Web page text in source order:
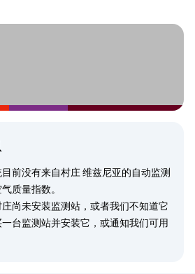
前没有来自村庄 维兹尼亚的自动监测
质量指数。
尚未安装监测站，或者我们不知道它
一台监测站并安装它，或通知我们可用